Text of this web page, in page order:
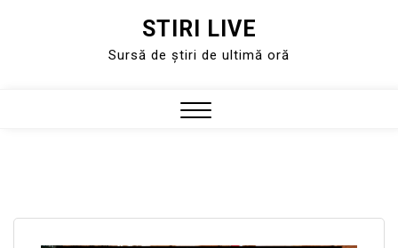
STIRI LIVE
Sursă de știri de ultimă oră